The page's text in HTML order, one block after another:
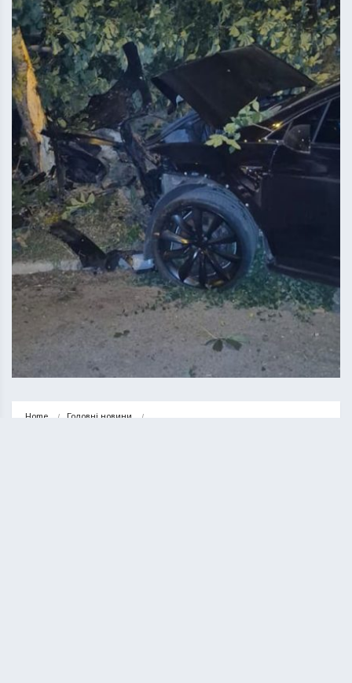
Home Головні новини